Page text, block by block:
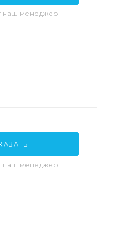
наш менеджер
наш менеджер